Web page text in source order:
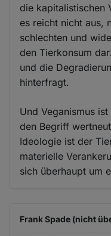
die kapitalistischen
es reicht nicht aus,
schlechten und
den Tierkonsum
und die
hinterfragt.
Und Veganismus
den Begriff
Ideologie ist der
materielle
sich überhaupt um
Frank Spade (nicht